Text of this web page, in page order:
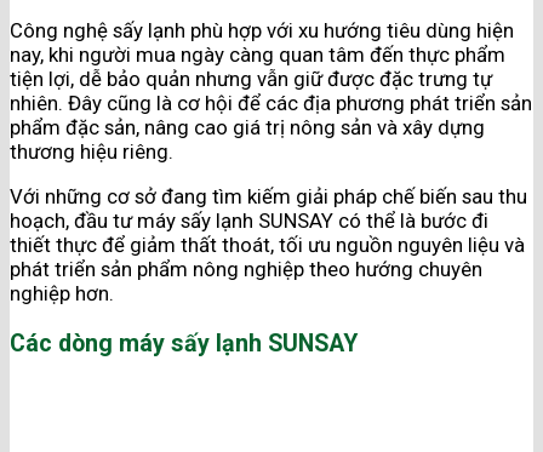
Công nghệ sấy lạnh phù hợp với xu hướng tiêu dùng hiện
nay, khi người mua ngày càng quan tâm đến thực phẩm
tiện lợi, dễ bảo quản nhưng vẫn giữ được đặc trưng tự
nhiên. Đây cũng là cơ hội để các địa phương phát triển sản
phẩm đặc sản, nâng cao giá trị nông sản và xây dựng
thương hiệu riêng.
Với những cơ sở đang tìm kiếm giải pháp chế biến sau thu
hoạch, đầu tư máy sấy lạnh SUNSAY có thể là bước đi
thiết thực để giảm thất thoát, tối ưu nguồn nguyên liệu và
phát triển sản phẩm nông nghiệp theo hướng chuyên
nghiệp hơn.
Các dòng máy sấy lạnh SUNSAY